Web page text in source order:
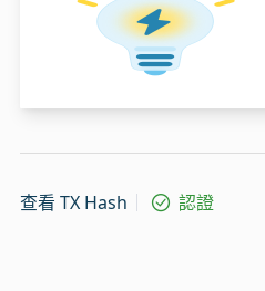
查看 TX Hash 認證